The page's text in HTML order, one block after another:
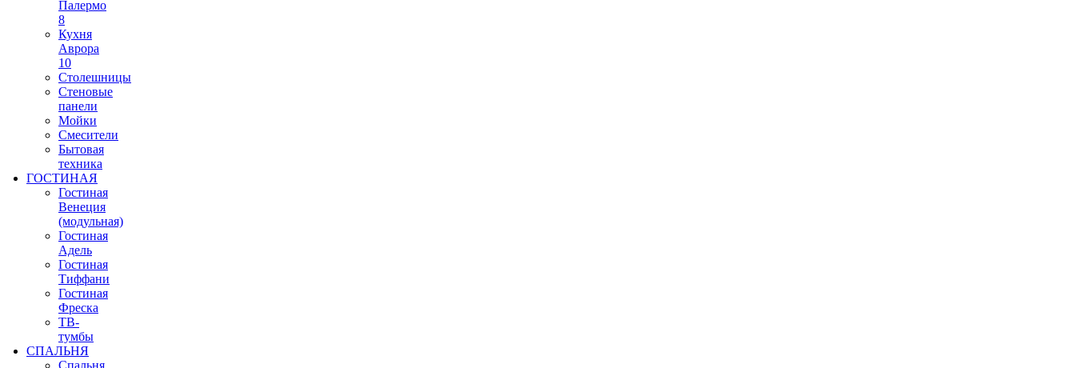
Палермо
8
Кухня
Аврора
10
Столешницы
Стеновые
панели
Мойки
Смесители
Бытовая
техника
ГОСТИНАЯ
Гостиная
Венеция
(модульная)
Гостиная
Адель
Гостиная
Тиффани
Гостиная
Фреска
ТВ-
тумбы
СПАЛЬНЯ
Спальня